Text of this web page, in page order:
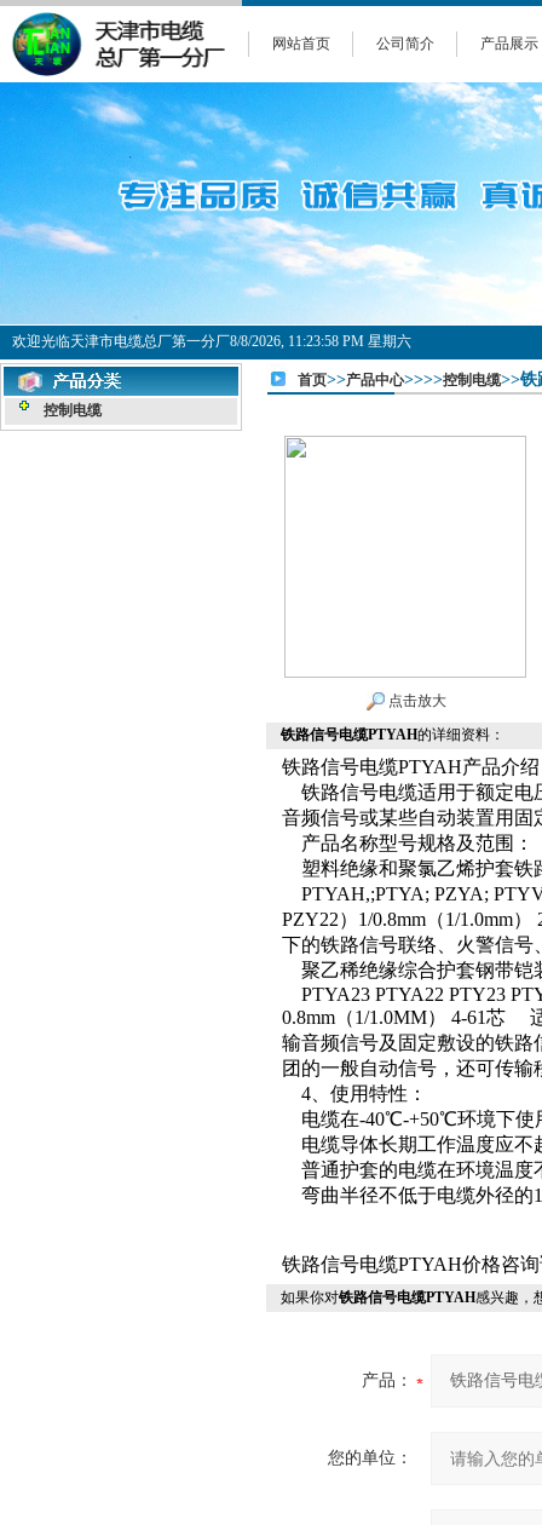
网站首页 公司简介 产品展示
欢迎光临天津市电缆总厂第一分厂8/8/2026, 11:23:58 PM 星期六
控制电缆
首页>>产品中心>>>>控制电缆>>铁
点击放大
铁路信号电缆PTYAH的详细资料：
铁路信号电缆PTYAH产品介
铁路信号电缆适用于额定电
音频信号或某些自动装置用固
产品名称型号规格及范围：
塑料绝缘和聚氯乙烯护套铁
PTYAH,;PTYA; PZYA;
PZY22）1/0.8mm（1/1.0mm
下的铁路信号联络、火警信
聚乙稀绝缘综合护套钢带
PTYA23 PTYA22 PTY23
0.8mm（1/1.0MM） 4-61芯
输音频信号及固定敷设的铁
团的一般自动信号，还可传
4、使用特性：
电缆在-40℃-+50℃环境下使
电缆导体长期工作温度应
普通护套的电缆在环境温
弯曲半径不低于电缆外径的
铁路信号电缆PTYAH价格咨
如果你对铁路信号电缆PTYAH感兴趣，
产品：
您的单位：